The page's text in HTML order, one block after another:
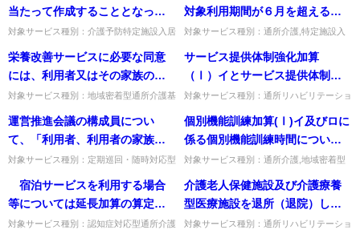
「看護職員と機能訓練指導...
＞加算収入）を満たせば可能...
当たって作成することとなって
いる「口腔衛生管理体制計画」
作成すればよいのか。
対象サービス種別：介護予防特定施設入居
予防認知症対応型共同生活介護,認知症対
応型共同生活介護,地域密...
対象利用期間が６月を超えると
は、どのような意味か。
対象サービス種別：通所介護,特定施設入
型通所介護,認知症対応型通所介護,地域密
着型特定施設入居者生活...
栄養改善サービスに必要な同意
には、利用者又はその家族の自
署又は押印は必ずしも必要では
対象サービス種別：地域密着型通所介護基
養改善サービスに必要な同意には、利用者
又はその家族の自署又は押印...
サービス提供体制強化加算
（Ⅰ）イとサービス提供体制強
化加算（Ⅰ）ロは同時に取得す
合は、サービス提供体制強化加
算（Ⅰ）イを取得していた事業
所が、実地指導等によって、介
護福祉士の割合が60％を下回っ
ていたことが判明した場合は、
全額返還となるのか。
対象サービス種別：通所リハビリテーショ
応型通所介護,短期入所生活介護,短期入所
療養介護,福祉用具貸...
運営推進会議の構成員につい
て、「利用者、利用者の家族、
地域の代表者、市町村の職員又
員、小規模多機能型居宅介護に
ついて知見を有する社等」とあ
るが、これらの者は必ず構成員
対象サービス種別：定期巡回・随時対応型
対応型通所介護,小規模多機能型居宅介護,
認知症対応型共同生活介...
個別機能訓練加算(Ⅰ)イ及びロに
係る個別機能訓練時間について
は、個別機能訓練計画に定めた
たりの訓練時間を考慮し適切に
設定することとなっているが、
具体的な目安はあるのか。
対象サービス種別：通所介護,地域密着型
練加算(Ⅰ)イ及びロの訓練時間」質問個別
機能訓練加算(Ⅰ)イ及び...
宿泊サービスを利用する場合
等については延長加算の算定が
不可とされたが、指定居宅サー
対象サービス種別：認知症対応型通所介護
介護老人保健施設及び介護療養
型医療施設を退所（退院）した
日及び短期入所療養介護のサー
対象サービス種別：通所リハビリテーショ